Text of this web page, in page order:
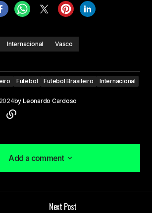
Internacional Vasco
Futebol Futebol Brasileiro
Internacional
by Leonardo Cardoso
Add a comment
Add a comment
Next Post